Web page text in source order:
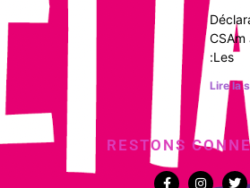
:Les
Lire la
RESTONS